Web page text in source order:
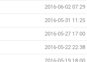
2016-06-02 07:29
2016-05-31 11:25
2016-05-27 17:00
2016-05-22 22:38